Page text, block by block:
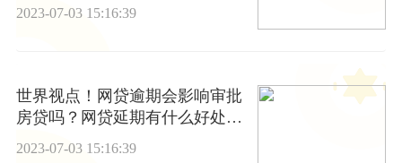
2023-07-03 15:16:39
世界视点！网贷逾期会影响审批
房贷吗？网贷延期有什么好处和
坏处？
2023-07-03 15:16:39